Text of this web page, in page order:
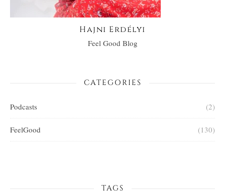
Hajni Erdélyi
Feel Good Blog
CATEGORIES
Podcasts (2)
FeelGood (130)
TAGS